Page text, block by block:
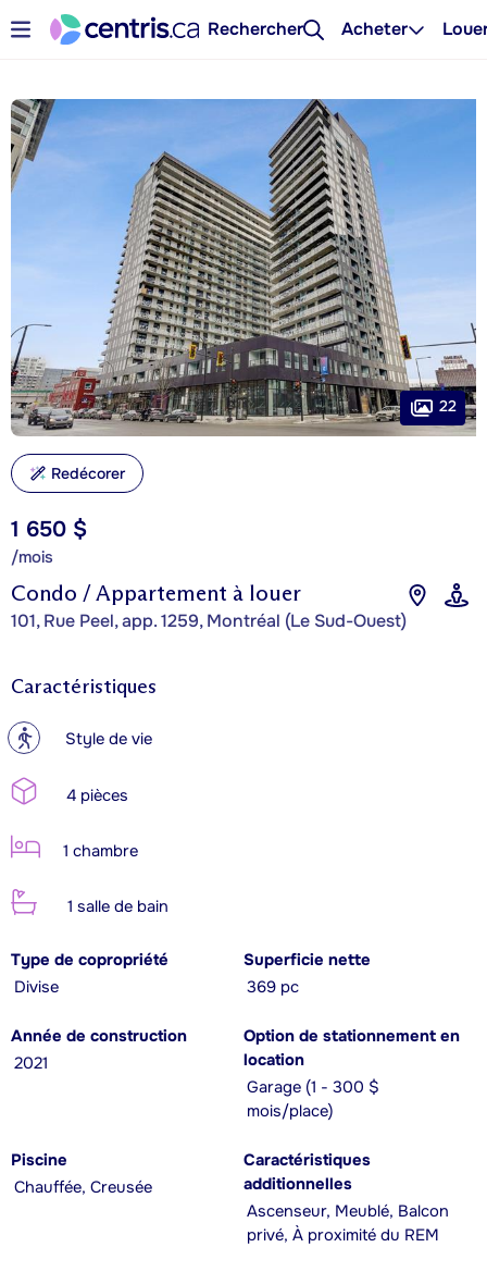
Rechercher Acheter
Condo / Appartement à louer
101, Rue Peel, app. 1259, Montréal (Le Sud-Ouest)
1 650 $
/mois
22
Redécorer
Caractéristiques
? Style de vie
4 pièces
1 chambre
1 salle de bain
Type de copropriété
Divise
Superficie nette
369 pc
Année de construction
2021
Option de stationnement en
location
Garage (1 - 300 $
mois/place)
Piscine
Chauffée, Creusée
Caractéristiques
additionnelles
Ascenseur, Meublé, Balcon
privé, À proximité du REM